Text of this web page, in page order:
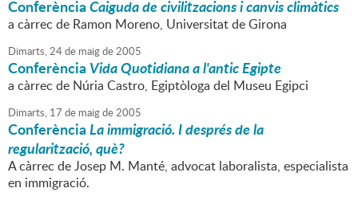
ConferènciaCaiguda de civilitzacions i canvis climàtics
a càrrec de Ramon Moreno, Universitat de Girona
Dimarts,24de maigde2005
ConferènciaVida Quotidiana a l'antic Egipte
a càrrec de Núria Castro, Egiptòloga del Museu Egipci
Dimarts, 17 de maigde2005
ConferènciaLa immigració. I després de la
regularització, què?
A càrrec de Josep M. Manté, advocat laboralista, especialista
en immigració.